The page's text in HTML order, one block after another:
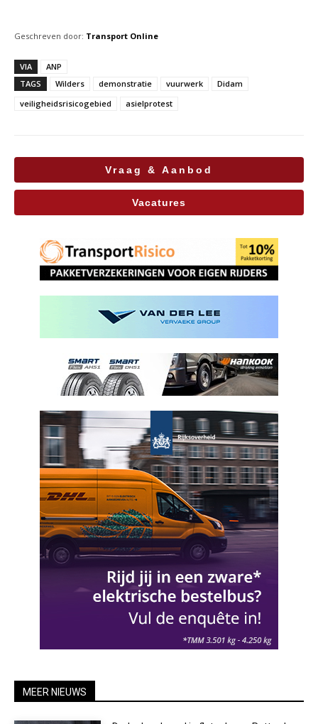
Geschreven door: Transport Online
VIA
ANP
TAGS
Wilders demonstratie vuurwerk
Didam
veiligheidsrisicogebied
asielprotest
Vraag & Aanbod
Vacatures
MEER NIEUWS